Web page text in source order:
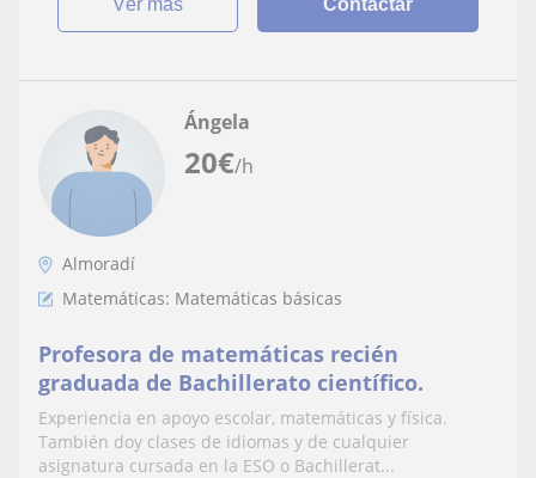
20€/h
Ángela
Almoradí
Matemáticas: Matemáticas básicas
Profesora de matemáticas recién
graduada de Bachillerato científico.
Experiencia en apoyo escolar, matemáticas y física.
También doy clases de idiomas y de cualquier
asignatura cursada en la ESO o Bachillerat...